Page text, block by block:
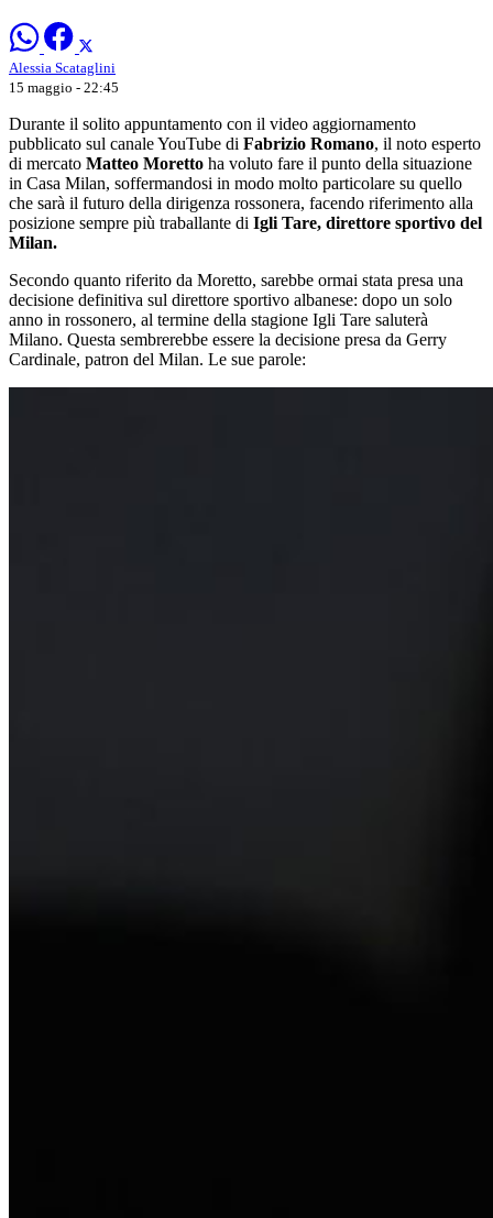
Alessia Scataglini
15 maggio - 22:45
Durante il solito appuntamento con il video aggiornamento
pubblicato sul canale YouTube di Fabrizio Romano, il noto esperto
di mercato Matteo Moretto ha voluto fare il punto della situazione
in Casa Milan, soffermandosi in modo molto particolare su quello
che sarà il futuro della dirigenza rossonera, facendo riferimento alla
posizione sempre più traballante di Igli Tare, direttore sportivo del
Milan.
Secondo quanto riferito da Moretto, sarebbe ormai stata presa una
decisione definitiva sul direttore sportivo albanese: dopo un solo
anno in rossonero, al termine della stagione Igli Tare saluterà
Milano. Questa sembrerebbe essere la decisione presa da Gerry
Cardinale, patron del Milan. Le sue parole: